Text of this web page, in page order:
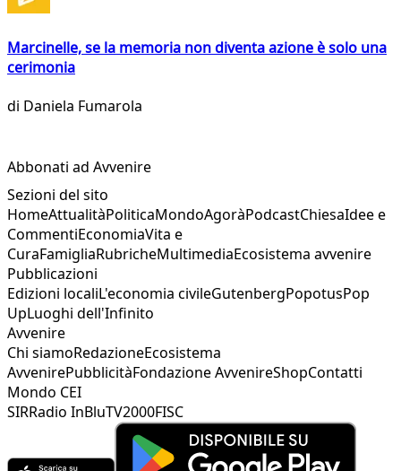
Marcinelle, se la memoria non diventa azione è solo una
cerimonia
di Daniela Fumarola
Abbonati ad Avvenire
Sezioni del sito
HomeAttualitàPoliticaMondoAgoràPodcastChiesaIdee e
CommentiEconomiaVita e
CuraFamigliaRubricheMultimediaEcosistema avvenire
Pubblicazioni
Edizioni localiL'economia civileGutenbergPopotusPop
UpLuoghi dell'Infinito
Avvenire
Chi siamoRedazioneEcosistema
AvvenirePubblicitàFondazione AvvenireShopContatti
Mondo CEI
SIRRadio InBluTV2000FISC